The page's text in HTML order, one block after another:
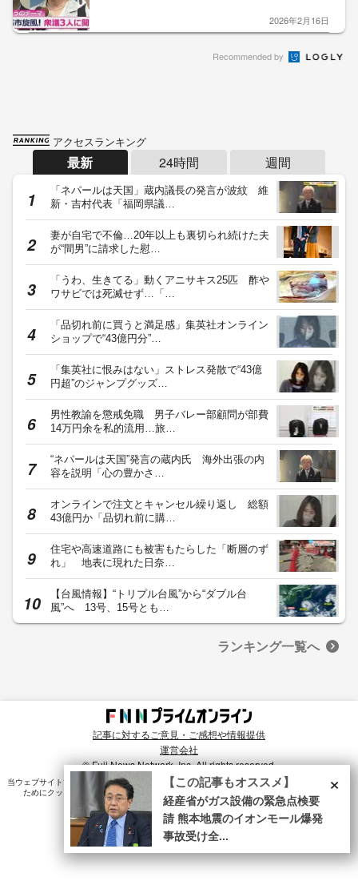
2026年2月16日
Recommended by
アクセスランキング
最新 24時間 週間
「ネパールは天国」蔵内議長の発言が波紋 維
新・吉村代表「福岡県議…
妻が自宅で不倫…20年以上も裏切られ続けた夫
が“間男”に請求した慰…
「うわ、生きてる」動くアニサキス25匹 酢や
ワサビでは死滅せず…「…
「品切れ前に買うと満足感」集英社オンライン
ショップで“43億円分”…
「集英社に恨みはない」ストレス発散で“43億
円超”のジャンプグッズ…
男性教諭を懲戒免職 男子バレー部顧問が部費
14万円余を私的流用…旅…
“ネパールは天国”発言の蔵内氏 海外出張の内
容を説明「心の豊かさ…
オンラインで注文とキャンセル繰り返し 総額
43億円か「品切れ前に購…
住宅や高速道路にも被害もたらした「断層のず
れ」 地表に現れた日奈…
【台風情報】“トリプル台風”から“ダブル台
風”へ 13号、15号とも…
ランキング一覧へ
記事に対するご意見・ご感想や情報提供
運営会社
© Fuji News Network, Inc. All rights reserved.
当ウェブサイトでは、ユーザのニーズ・興味・関⼼に合致したコンテンツや広告配信を提供する
ためにクッキーを使⽤しています。詳細は、
プライバシーポリシー をご確認ください。×
【この記事もオススメ】
経産省がガス設備の緊急点検要
請 熊本地震のイオンモール爆発
事故受け全...